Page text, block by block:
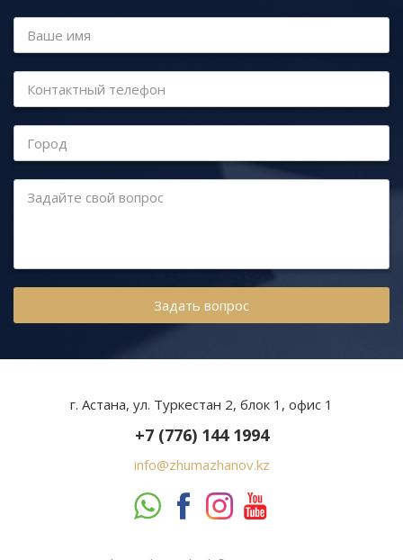
Ваше имя
Контактный телефон
Город
Задайте свой вопрос
г. Астана, ул. Туркестан 2, блок 1, офис 1
+7 (776) 144 1994
info@zhumazhanov.kz